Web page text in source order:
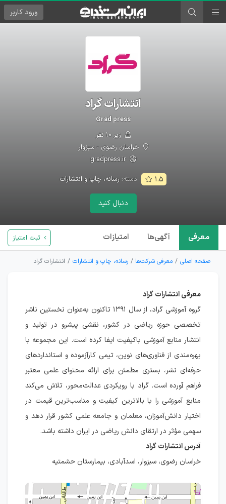
ورود کاربر
انتشارات گراد
Grad press
زیر ۱۰ نفر
خراسان رضوی - سبزوار
gradpress.ir
۱.۵ دسته: رسانه، چاپ و انتشارات
دنبال کنید
معرفی آگهی‌ها امتیازات ثبت امتیاز
صفحه اصلی معرفی شرکت‌ها رسانه، چاپ و انتشارات انتشارات گراد
معرفی انتشارات گراد
گروه آموزشی گراد، از سال ۱۳۹۱ تاکنون به‌عنوان نخستین ناشر
تخصصی حوزه ریاضی در کشور، نقشی پیشرو در تولید و
انتشار منابع آموزشی باکیفیت ایفا کرده است. این مجموعه با
بهره‌مندی از فناوری‌های نوین، تیمی کارآزموده و استانداردهای
حرفه‌ای نشر، بستری مطمئن برای ارائه محتوای علمی معتبر
فراهم آورده است. گراد با رویکردی عدالت‌محور، تلاش می‌کند
منابع آموزشی را با بالاترین کیفیت و مناسب‌ترین قیمت در
اختیار دانش‌آموزان، معلمان و جامعه علمی کشور قرار دهد و
سهمی مؤثر در ارتقای دانش ریاضی در ایران داشته باشد.
آدرس انتشارات گراد
خراسان رضوی، سبزوار، اسدآبادی، بیمارستان حشمتیه